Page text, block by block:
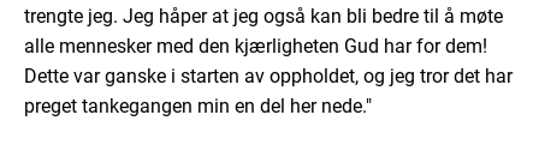
trengte jeg. Jeg håper at jeg også kan bli bedre til å møte
alle mennesker med den kjærligheten Gud har for dem!
Dette var ganske i starten av oppholdet, og jeg tror det har
preget tankegangen min en del her nede."